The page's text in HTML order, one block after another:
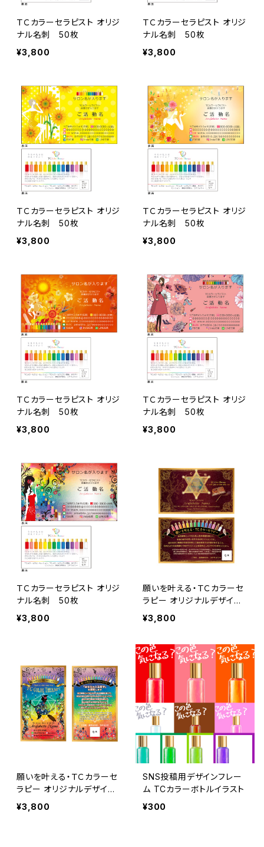
ＴＣカラーセラピスト オリジ
ナル名刺 50枚
¥3,800
ＴＣカラーセラピスト オリジ
ナル名刺 50枚
¥3,800
ＴＣカラーセラピスト オリジ
ナル名刺 50枚
¥3,800
ＴＣカラーセラピスト オリジ
ナル名刺 50枚
¥3,800
ＴＣカラーセラピスト オリジ
ナル名刺 50枚
¥3,800
ＴＣカラーセラピスト オリジ
ナル名刺 50枚
¥3,800
ＴＣカラーセラピスト オリジ
ナル名刺 50枚
¥3,800
願いを叶える・ＴＣカラーセ
ラピー オリジナルデザイン
名刺 50枚
¥3,800
願いを叶える・ＴＣカラーセ
ラピー オリジナルデザイン
名刺 50枚
¥3,800
SNS投稿用デザインフレー
ム TCカラーボトルイラスト
¥300